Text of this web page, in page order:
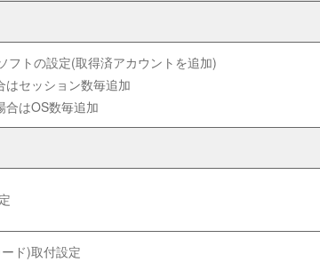
フトの設定(取得済アカウントを追加)
セッション数毎追加
合はOS数毎追加
ド)取付設定